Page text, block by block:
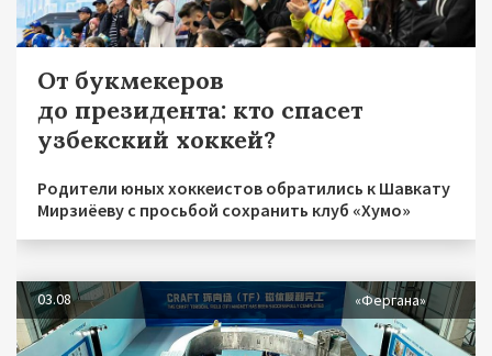
От букмекеров
до президента: кто спасет
узбекский хоккей?
Родители юных хоккеистов обратились к Шавкату
Мирзиёеву с просьбой сохранить клуб «Хумо»
03.08 «Фергана»